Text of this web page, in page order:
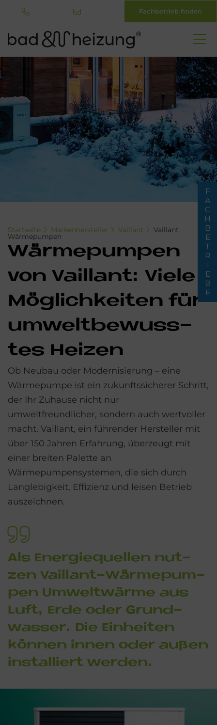
zum
Inhalt
Fachbetrieb finden
Startseite Markenhersteller Vaillant Vaillant
Wärmepumpen
Wär­me­pum­pen
von Vail­lant: Vie­le
Mög­lich­kei­ten für
um­welt­be­wuss­
tes Hei­zen
Ob Neubau oder Modernisierung – eine
Wärmepumpe ist ein zukunftssicherer Schritt,
der Ihr Zuhause nicht nur
umweltfreundlicher, sondern auch wertvoller
macht. Vaillant, ein führender Hersteller mit
über 150 Jahren Erfahrung, überzeugt mit
einer breiten Palette an
Wärmepumpensystemen, die sich durch
Langlebigkeit, Effizienz und leisen Betrieb
auszeichnen.
Als En­er­gie­quel­len nut­
zen Vail­lant-Wär­me­pum­
pen Um­welt­wär­me aus
Luft, Erde oder Grund­
was­ser. Die Ein­hei­ten
kön­nen in­nen oder au­ßen
in­stal­liert wer­den.
FACHBETRIEBE